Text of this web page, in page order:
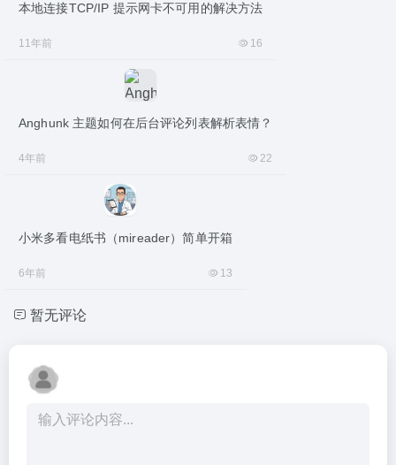
本地连接TCP/IP 提示网卡不可用的解决方法
11年前 16
Anghunk 主题如何在后台评论列表解析表情？
4年前 22
小米多看电纸书（mireader）简单开箱
6年前 13
暂无评论